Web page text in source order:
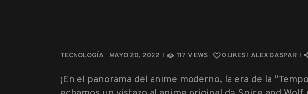
TECNOLOGÍA MAYO 20, 2022 117 VIEWS 0 LIKES ALEX GASPAR
¡En el panorama del anime moderno, la era de la